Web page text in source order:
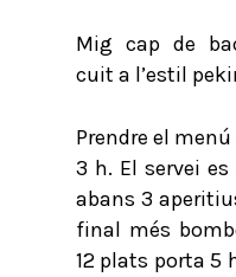
Mig cap de
cuit a l’estil
Prendre el
3 h. El servei
abans 3
final més
12 plats porta 5